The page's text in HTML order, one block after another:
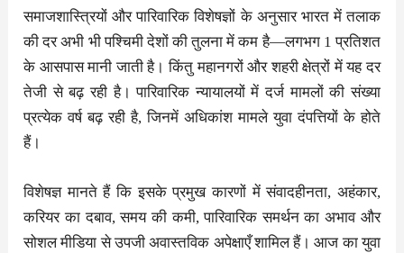
समाजशास्त्रियों और पारिवारिक विशेषज्ञों के अनुसार भारत में तलाक
की दर अभी भी पश्चिमी देशों की तुलना में कम है—लगभग 1 प्रतिशत
के आसपास मानी जाती है। किंतु महानगरों और शहरी क्षेत्रों में यह दर
तेजी से बढ़ रही है। पारिवारिक न्यायालयों में दर्ज मामलों की संख्या
प्रत्येक वर्ष बढ़ रही है, जिनमें अधिकांश मामले युवा दंपत्तियों के होते
हैं।
विशेषज्ञ मानते हैं कि इसके प्रमुख कारणों में संवादहीनता, अहंकार,
करियर का दबाव, समय की कमी, पारिवारिक समर्थन का अभाव और
सोशल मीडिया से उपजी अवास्तविक अपेक्षाएँ शामिल हैं। आज का युवा